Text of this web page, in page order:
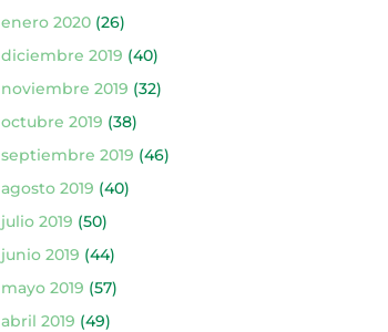
enero 2020(26)
diciembre 2019 (40)
noviembre 2019 (32)
octubre 2019 (38)
septiembre 2019 (46)
agosto 2019 (40)
julio 2019 (50)
junio 2019 (44)
mayo 2019 (57)
abril 2019 (49)